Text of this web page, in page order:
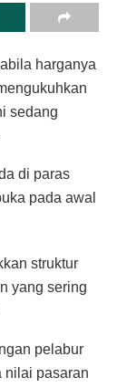
harganya
sedang
di paras
pada awal
struktur
yang sering
pelabur
nilai pasaran